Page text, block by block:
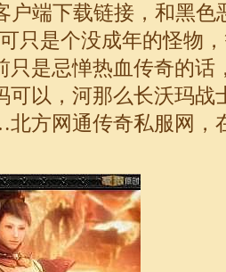
户端下载链接，和黑色
只是个没成年的怪物
只是忌惮热血传奇的话
可以，河那么长沃玛战
北方网通传奇私服网